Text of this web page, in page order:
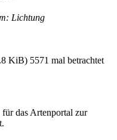
Lichtung
KiB) 5571 mal betrachtet
das Artenportal zur